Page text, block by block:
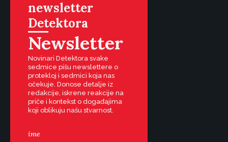
newsletter
Detektora
Newsletter
Novinari Detektora svake
sedmice pišu newslettere o
protekloj i sedmici koja nas
očekuje. Donose detalje iz
redakcije, iskrene reakcije na
priče i kontekst o događajima
koji oblikuju našu stvarnost.